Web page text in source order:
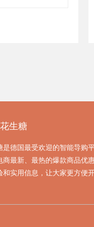
生糖
是德国最受欢迎的智能导购
商最新、最热的爆款商品优
和实用信息，让大家更方便开